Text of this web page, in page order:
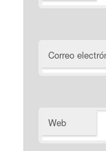
Correo
Web